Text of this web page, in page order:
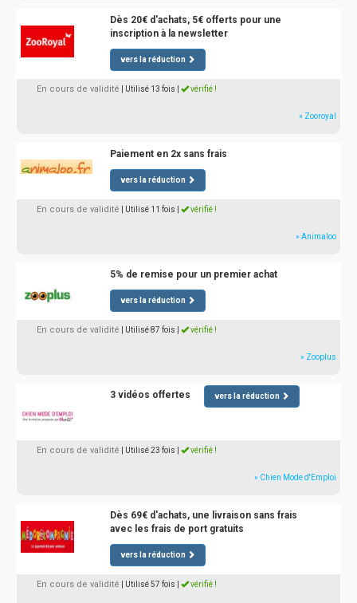
Dès 20€ d'achats, 5€ offerts pour une
inscription à la newsletter
vers la réduction
En cours de validité | Utilisé 13 fois vérifié !
» Zooroyal
Paiement en 2x sans frais
vers la réduction
En cours de validité | Utilisé 11 fois vérifié !
» Animaloo
5% de remise pour un premier achat
vers la réduction
En cours de validité | Utilisé 87 fois vérifié !
» Zooplus
3 vidéos offertes vers la réduction
En cours de validité | Utilisé 23 fois vérifié !
» Chien Mode d'Emploi
Dès 69€ d'achats, une livraison sans frais
avec les frais de port gratuits
vers la réduction
En cours de validité | Utilisé 57 fois vérifié !